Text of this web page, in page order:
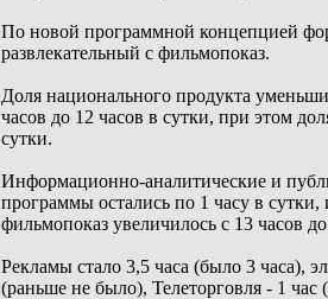
По новой программной концепцией
развлекательный с фильмопоказ.
Доля национального продукта
часов до 12 часов в сутки, при этом
сутки.
Информационно-аналитические и
программы остались по 1 часу в
фильмопоказ увеличилось с 13 часов
Рекламы стало 3,5 часа (было 3 часа),
(раньше не было), Телеторговля - 1 час